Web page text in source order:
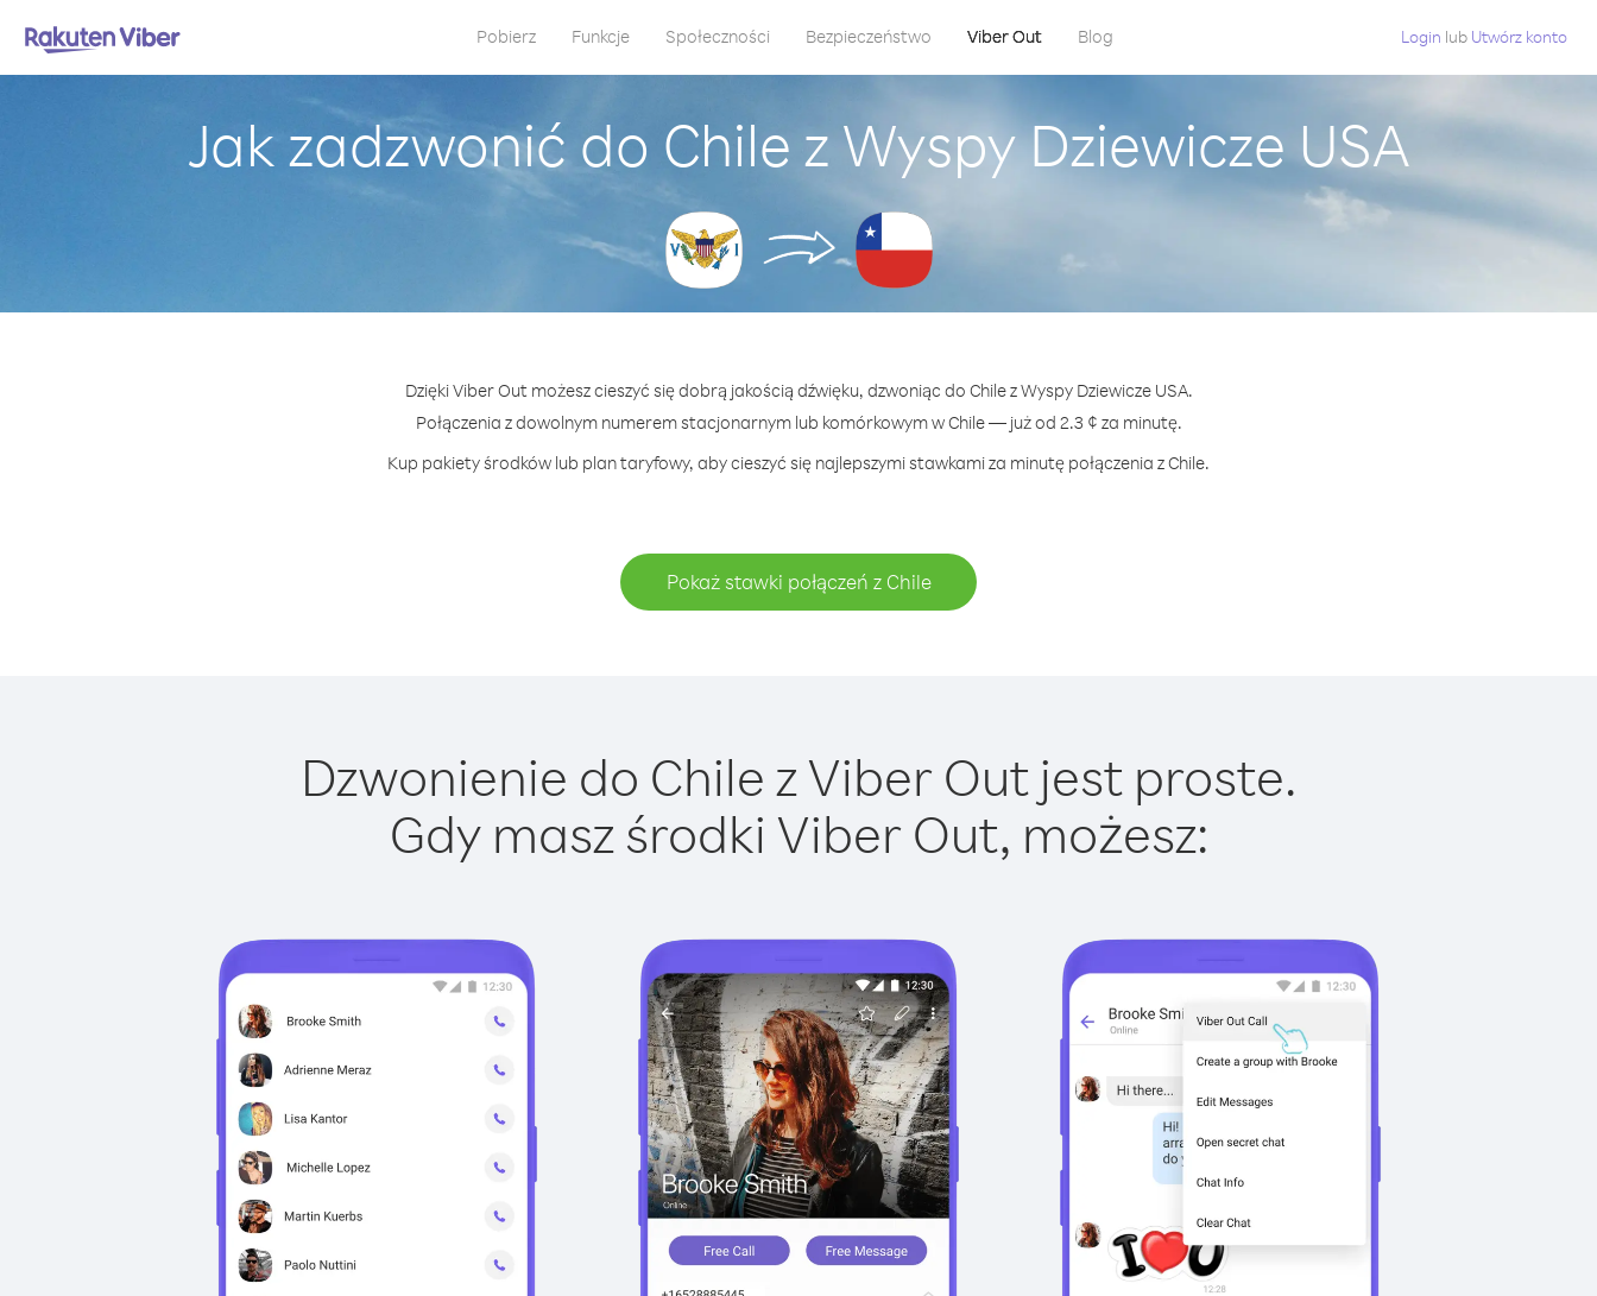
Pobierz Funkcje Społeczności Bezpieczeństwo Viber Out Blog Login lub Utwórz konto
Jak zadzwonić do Chile z Wyspy Dziewicze USA
Dzięki Viber Out możesz cieszyć się dobrą jakością dźwięku, dzwoniąc do Chile z Wyspy Dziewicze USA.
Połączenia z dowolnym numerem stacjonarnym lub komórkowym w Chile — już od 2.3 ¢ za minutę.
Kup pakiety środków lub plan taryfowy, aby cieszyć się najlepszymi stawkami za minutę połączenia z Chile.
Pokaż stawki połączeń z Chile
Dzwonienie do Chile z Viber Out jest proste.
Gdy masz środki Viber Out, możesz: